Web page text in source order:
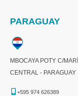
PARAGUAY
MBOCAYA POTY C/
CENTRAL - PARAGUAY
+595 974 626389